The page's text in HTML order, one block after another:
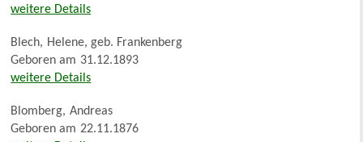
weitere Details
Blech, Helene, geb. Frankenberg
Geboren am 31.12.1893
weitere Details
Blomberg, Andreas
Geboren am 22.11.1876